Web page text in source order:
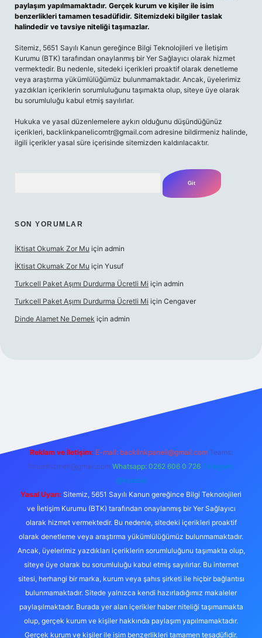
paylaşım yapılmamaktadır. Gerçek kurum ve kişiler ile isim
benzerlikleri tamamen tesadüfidir. Sitemizdeki bilgiler taslak
halindedir ve tavsiye niteliği taşımazlar.
Sitemiz, 5651 Sayılı Kanun gereğince Bilgi Teknolojileri ve İletişim
Kurumu (BTK) tarafından onaylanmış bir Yer Sağlayıcı olarak hizmet
vermektedir. Bu nedenle, sitedeki içerikleri proaktif olarak denetleme
veya araştırma yükümlülüğümüz bulunmamaktadır. Ancak, üyelerimiz
yazdıkları içeriklerin sorumluluğunu taşımakta olup, siteye üye olarak
bu sorumluluğu kabul etmiş sayılırlar.
Hukuka ve yasal düzenlemelere aykırı olduğunu düşündüğünüz
içerikleri, backlinkpanelicomtr@gmail.com adresine bildirmeniz halinde,
ilgili içerikler yasal süre içerisinde sitemizden kaldırılacaktır.
SON YORUMLAR
İKtisat Okumak Zor Mu için admin
İKtisat Okumak Zor Mu için Yusuf
Turkcell Paket Aşımı Durdurma Ücretli Mi için admin
Turkcell Paket Aşımı Durdurma Ücretli Mi için Cengaver
Dinde Alamet Ne Demek için admin
Reklam ve İletişim: E-mail: backlinkpaneli@gmail.com Teams:
forumhizmeti@gmail.com Whatsapp: 0262 606 0 726 Telegram:
@karabul
Yasal Uyarı: Sitemiz, 5651 Sayılı Kanun gereğince Bilgi Teknolojileri
ve İletişim Kurumu (BTK) tarafından onaylanmış bir Yer Sağlayıcı
olarak hizmet vermektedir. Bu nedenle, sitedeki içerikleri proaktif
olarak denetleme veya araştırma yükümlülüğümüz bulunmamaktadır.
Ancak, üyelerimiz yazdıkları içeriklerin sorumluluğunu taşımakta olup,
siteye üye olarak bu sorumluluğu kabul etmiş sayılırlar. Bu internet
sitesi, herhangi bir marka, kurum veya şahıs şirketi ile hiçbir bağlantısı
bulunmamaktadır. Sitede yalnızca kendi hazırladığımız makaleler
paylaşılmaktadır. Burada yer alan içerikler haber niteliği taşımamakta
olup, gerçek kurum ve kişiler hakkında paylaşım yapılmamaktadır.
Gerçek kurum ve kişiler ile isim benzerlikleri tamamen tesadüfidir.